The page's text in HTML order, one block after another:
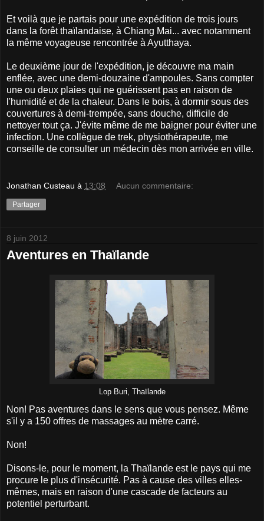
Et voilà que je partais pour une expédition de trois jours
dans la forêt thaïlandaise, à Chiang Mai... avec notamment
la même voyageuse rencontrée à Ayutthaya.
Le deuxième jour de l'expédition, je découvre ma main
enflée, avec une demi-douzaine d'ampoules. Sans compter
une ou deux plaies qui ne guérissent pas en raison de
l'humidité et de la chaleur. Dans le bois, à dormir sous des
couvertures à demi-trempée, sans douche, difficile de
nettoyer tout ça. J'évite même de me baigner pour éviter une
infection. Une collègue de trek, physiothérapeute, me
conseille de consulter un médecin dès mon arrivée en ville.
Jonathan Custeau à 13:08 Aucun commentaire:
Partager
8 juin 2012
Aventures en Thaïlande
Lop Buri, Thaïlande
Non! Pas aventures dans le sens que vous pensez. Même
s'il y a 150 offres de massages au mètre carré.
Non!
Disons-le, pour le moment, la Thaïlande est le pays qui me
procure le plus d'insécurité. Pas à cause des villes elles-
mêmes, mais en raison d'une cascade de facteurs au
potentiel perturbant.